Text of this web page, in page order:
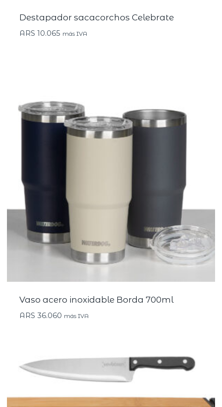
Destapador sacacorchos Celebrate
ARS 10.065 más IVA
Vaso acero inoxidable Borda 700ml
ARS 36.060 más IVA